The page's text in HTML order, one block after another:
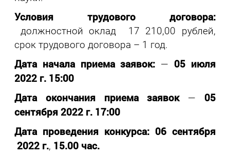
Условия трудового договора:
должностной оклад 17 210,00 рублей,
срок трудового договора – 1 год.
Дата начала приема заявок: — 05 июля
2022 г. 15:00
Дата окончания приема заявок — 05
сентября 2022 г. 17:00
Дата проведения конкурса: 06 сентября
2022 г., 15.00 час.